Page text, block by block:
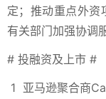
定；推动重点外资
有关部门加强协调
# 投融资及上市 #
1 亚马逊聚合商